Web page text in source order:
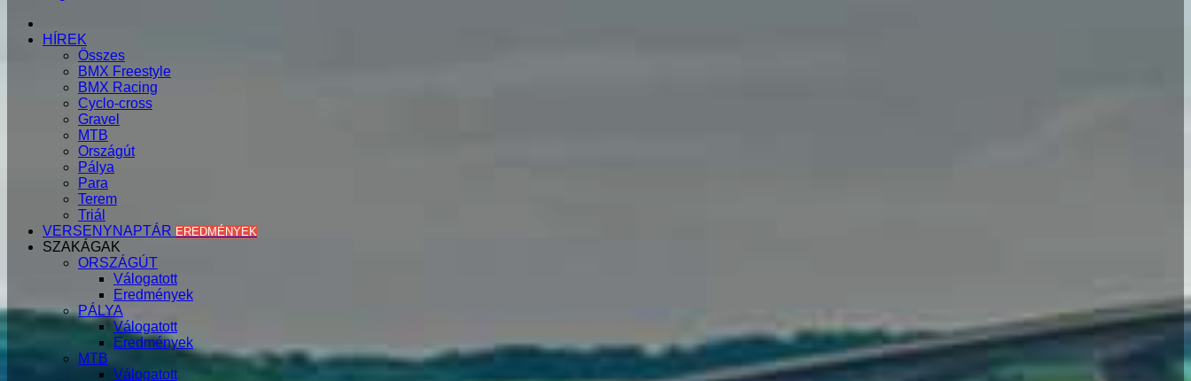
HÍREK
Összes
BMX Freestyle
BMX Racing
Cyclo-cross
Gravel
MTB
Országút
Pálya
Para
Terem
Triál
VERSENYNAPTÁR EREDMÉNYEK
SZAKÁGAK
ORSZÁGÚT
Válogatott
Eredmények
PÁLYA
Válogatott
Eredmények
MTB
Válogatott